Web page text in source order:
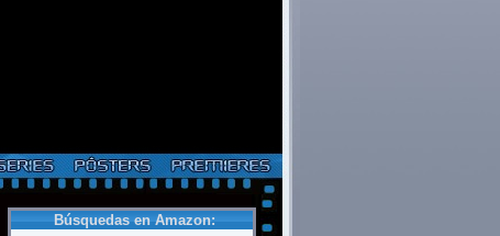
Búsquedas en Amazon: